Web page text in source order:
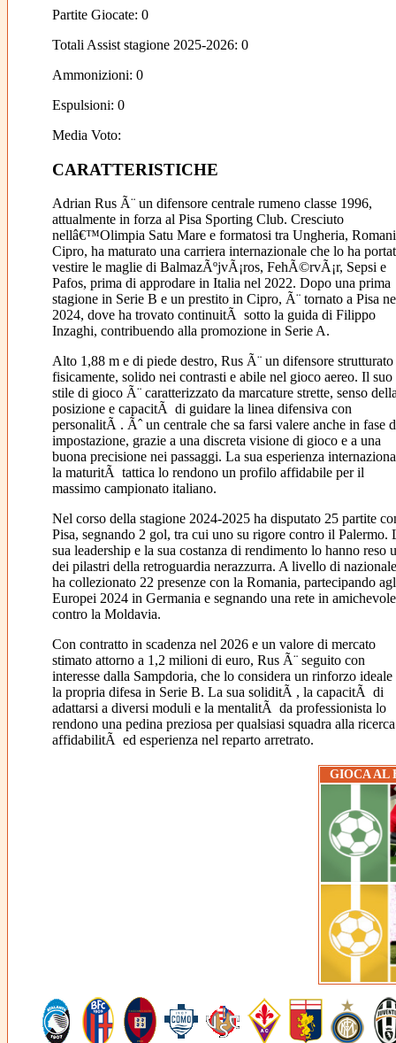
Partite Giocate: 0
Totali Assist stagione 2025-2026: 0
Ammonizioni: 0
Espulsioni: 0
Media Voto:
CARATTERISTICHE
Adrian Rus Ã¨ un difensore centrale rumeno classe 1996,
attualmente in forza al Pisa Sporting Club. Cresciuto
nellâ€™Olimpia Satu Mare e formatosi tra Ungheria,
Cipro, ha maturato una carriera internazionale che lo ha
vestire le maglie di BalmazÃºjvÃ¡ros, FehÃ©rvÃ¡r, Sepsi e
Pafos, prima di approdare in Italia nel 2022. Dopo una prima
stagione in Serie B e un prestito in Cipro, Ã¨ tornato a Pisa
2024, dove ha trovato continuitÃ sotto la guida di Filippo
Inzaghi, contribuendo alla promozione in Serie A.
Alto 1,88 m e di piede destro, Rus Ã¨ un difensore strutturato
fisicamente, solido nei contrasti e abile nel gioco aereo. Il suo
stile di gioco Ã¨ caratterizzato da marcature strette, senso
posizione e capacitÃ di guidare la linea difensiva con
personalitÃ . Ãˆ un centrale che sa farsi valere anche in fase
impostazione, grazie a una discreta visione di gioco e a una
buona precisione nei passaggi. La sua esperienza
la maturitÃ tattica lo rendono un profilo affidabile per il
massimo campionato italiano.
Nel corso della stagione 2024-2025 ha disputato 25 partite
Pisa, segnando 2 gol, tra cui uno su rigore contro il Palermo.
sua leadership e la sua costanza di rendimento lo hanno reso
dei pilastri della retroguardia nerazzurra. A livello di
ha collezionato 22 presenze con la Romania, partecipando
Europei 2024 in Germania e segnando una rete in amichevole
contro la Moldavia.
Con contratto in scadenza nel 2026 e un valore di mercato
stimato attorno a 1,2 milioni di euro, Rus Ã¨ seguito con
interesse dalla Sampdoria, che lo considera un rinforzo ideale
la propria difesa in Serie B. La sua soliditÃ , la capacitÃ di
adattarsi a diversi moduli e la mentalitÃ da professionista lo
rendono una pedina preziosa per qualsiasi squadra alla
affidabilitÃ ed esperienza nel reparto arretrato.
GIOCA AL